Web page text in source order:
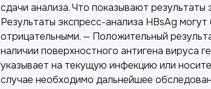
сдачи анализа. Что показывают результаты
Результаты экспресс-анализа HBsAg
отрицательными. — Положительный
наличии поверхностного антигена вируса
указывает на текущую инфекцию или
случае необходимо дальнейшее